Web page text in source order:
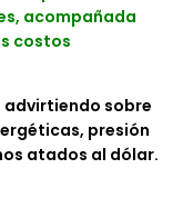
acompañada
costos
sobre
presión
atados al dólar.